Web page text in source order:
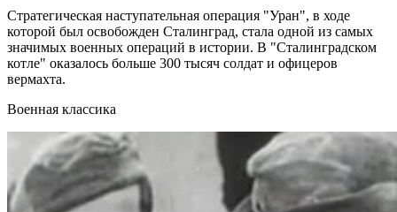
Стратегическая наступательная операция "Уран", в ходе
которой был освобожден Сталинград, стала одной из самых
значимых военных операций в истории. В "Сталинградском
котле" оказалось больше 300 тысяч солдат и офицеров
вермахта.
Военная классика